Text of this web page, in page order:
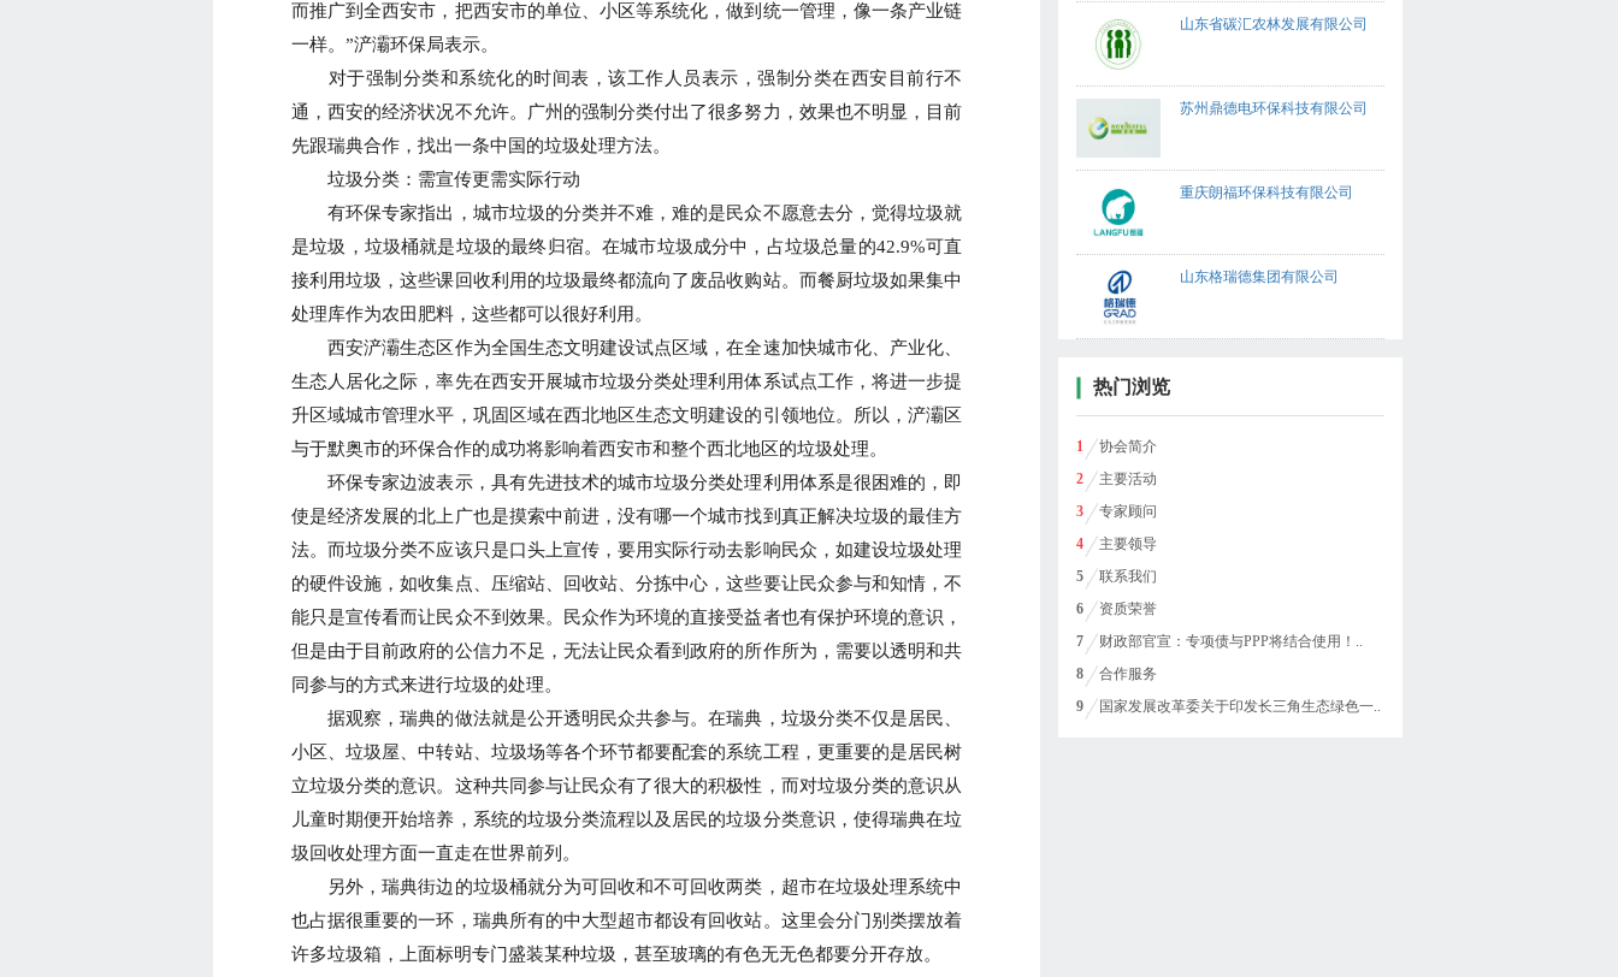
而推广到全西安市，把西安市的单位、小区等系统化，做到统一管理，像一条产业链
一样。”浐灞环保局表示。
对于强制分类和系统化的时间表，该工作人员表示，强制分类在西安目前行不
通，西安的经济状况不允许。广州的强制分类付出了很多努力，效果也不明显，目前
先跟瑞典合作，找出一条中国的垃圾处理方法。
垃圾分类：需宣传更需实际行动
有环保专家指出，城市垃圾的分类并不难，难的是民众不愿意去分，觉得垃圾就
是垃圾，垃圾桶就是垃圾的最终归宿。在城市垃圾成分中，占垃圾总量的42.9%可直
接利用垃圾，这些课回收利用的垃圾最终都流向了废品收购站。而餐厨垃圾如果集中
处理库作为农田肥料，这些都可以很好利用。
西安浐灞生态区作为全国生态文明建设试点区域，在全速加快城市化、产业化、
生态人居化之际，率先在西安开展城市垃圾分类处理利用体系试点工作，将进一步提
升区域城市管理水平，巩固区域在西北地区生态文明建设的引领地位。所以，浐灞区
与于默奥市的环保合作的成功将影响着西安市和整个西北地区的垃圾处理。
环保专家边波表示，具有先进技术的城市垃圾分类处理利用体系是很困难的，即
使是经济发展的北上广也是摸索中前进，没有哪一个城市找到真正解决垃圾的最佳方
法。而垃圾分类不应该只是口头上宣传，要用实际行动去影响民众，如建设垃圾处理
的硬件设施，如收集点、压缩站、回收站、分拣中心，这些要让民众参与和知情，不
能只是宣传看而让民众不到效果。民众作为环境的直接受益者也有保护环境的意识，
但是由于目前政府的公信力不足，无法让民众看到政府的所作所为，需要以透明和共
同参与的方式来进行垃圾的处理。
据观察，瑞典的做法就是公开透明民众共参与。在瑞典，垃圾分类不仅是居民、
小区、垃圾屋、中转站、垃圾场等各个环节都要配套的系统工程，更重要的是居民树
立垃圾分类的意识。这种共同参与让民众有了很大的积极性，而对垃圾分类的意识从
儿童时期便开始培养，系统的垃圾分类流程以及居民的垃圾分类意识，使得瑞典在垃
圾回收处理方面一直走在世界前列。
另外，瑞典街边的垃圾桶就分为可回收和不可回收两类，超市在垃圾处理系统中
也占据很重要的一环，瑞典所有的中大型超市都设有回收站。这里会分门别类摆放着
许多垃圾箱，上面标明专门盛装某种垃圾，甚至玻璃的有色无无色都要分开存放。
山东省碳汇农林发展有限公司
苏州鼎德电环保科技有限公司
重庆朗福环保科技有限公司
山东格瑞德集团有限公司
热门浏览
1
协会简介
2
主要活动
3
专家顾问
4
主要领导
5
联系我们
6
资质荣誉
7
财政部官宣：专项债与PPP将结合使用！..
8
合作服务
9
国家发展改革委关于印发长三角生态绿色一..